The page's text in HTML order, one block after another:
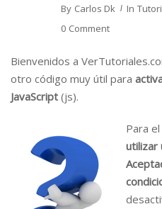
By Carlos Dk In
0 Comment
Bienvenidos a
otro código muy útil para
JavaScript (js).
Para
utilizar